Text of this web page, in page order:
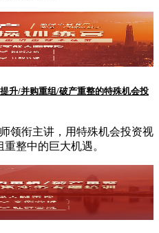
升/并购重组/破产重整的特殊机会投
领衔主讲，用特殊机会投资视
整中的巨大机遇。